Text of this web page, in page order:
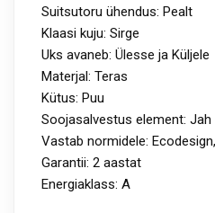
Suitsutoru ühendus: Pealt
Klaasi kuju: Sirge
Uks avaneb: Ülesse ja Küljele
Materjal: Teras
Kütus: Puu
Soojasalvestus element: Jah
Vastab normidele:
Garantii: 2 aastat
Energiaklass: A